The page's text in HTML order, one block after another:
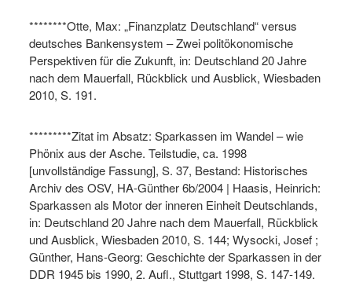
********Otte, Max: „Finanzplatz Deutschland“ versus
deutsches Bankensystem – Zwei politökonomische
Perspektiven für die Zukunft, in: Deutschland 20 Jahre
nach dem Mauerfall, Rückblick und Ausblick, Wiesbaden
2010, S. 191.
*********Zitat im Absatz: Sparkassen im Wandel – wie
Phönix aus der Asche. Teilstudie, ca. 1998
[unvollständige Fassung], S. 37, Bestand: Historisches
Archiv des OSV, HA-Günther 6b/2004 | Haasis, Heinrich:
Sparkassen als Motor der inneren Einheit Deutschlands,
in: Deutschland 20 Jahre nach dem Mauerfall, Rückblick
und Ausblick, Wiesbaden 2010, S. 144; Wysocki, Josef ;
Günther, Hans-Georg: Geschichte der Sparkassen in der
DDR 1945 bis 1990, 2. Aufl., Stuttgart 1998, S. 147-149.